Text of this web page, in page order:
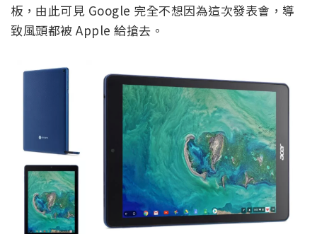
板，由此可見 Google 完全不想因為這次發表會，導
致風頭都被 Apple 給搶去。